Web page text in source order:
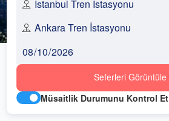
Seferleri Görüntüle
Müsaitlik Durumunu Kontrol Et